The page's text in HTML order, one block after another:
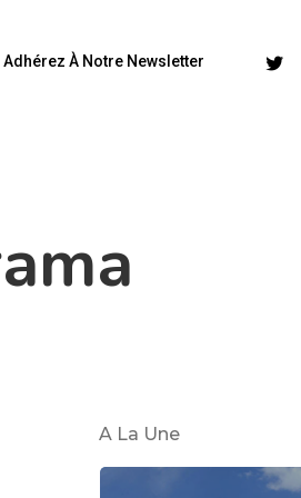
Adhérez À Notre Newsletter Twitter
A La Une